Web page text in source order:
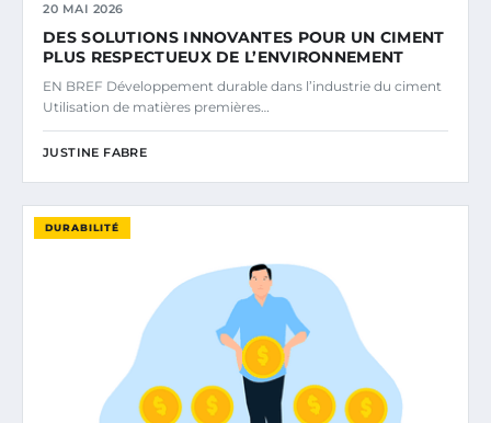
20 MAI 2026
DES SOLUTIONS INNOVANTES POUR UN CIMENT
PLUS RESPECTUEUX DE L’ENVIRONNEMENT
EN BREF Développement durable dans l’industrie du ciment
Utilisation de matières premières…
JUSTINE FABRE
DURABILITÉ